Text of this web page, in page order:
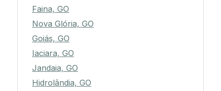
Faina, GO
Nova Glória, GO
Goiás, GO
Iaciara, GO
Jandaia, GO
Hidrolândia, GO